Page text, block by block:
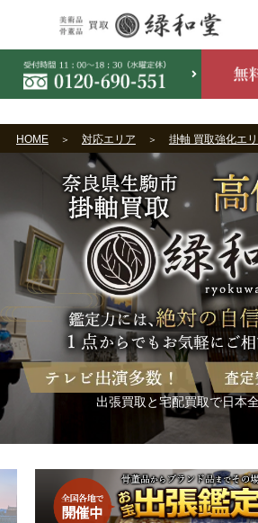
HOME 対応エリア 掛軸 買取強化エ
出張買取と宅配買取で日本